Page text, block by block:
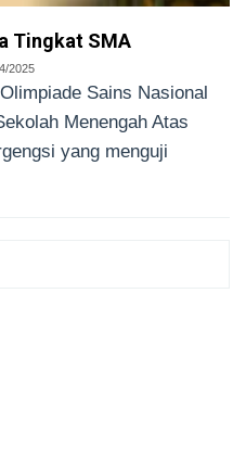
Tingkat SMA
2025
Sains Nasional
Menengah Atas
yang menguji